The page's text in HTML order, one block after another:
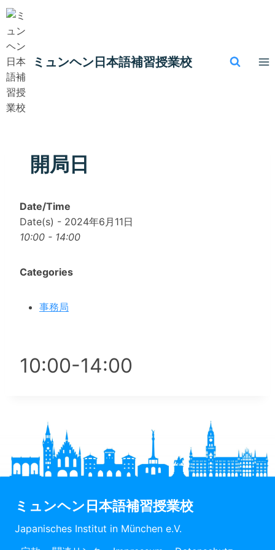
内
を
キ
ッ
プ
ミュンヘン​日本語補習授業校
開局日
Date/Time
Date(s) - 2024年6月11日
10:00 - 14:00
Categories
事務局
10:00-14:00
ミュンヘン日本語補習授業校
Japanisches Institut in München e.V.